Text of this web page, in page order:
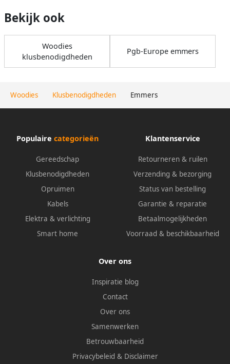
Woodies Klusbenodigdheden Emmers
Bekijk ook
Woodies
klusbenodigdheden
Pgb-Europe emmers
Populaire categorieën
Gereedschap
Klusbenodigdheden
Opruimen
Kabels
Elektra & verlichting
Smart home
Klantenservice
Retourneren & ruilen
Verzending & bezorging
Status van bestelling
Garantie & reparatie
Betaalmogelijkheden
Voorraad & beschikbaarheid
Over ons
Inspiratie blog
Contact
Over ons
Samenwerken
Betrouwbaarheid
Privacybeleid & Disclaimer